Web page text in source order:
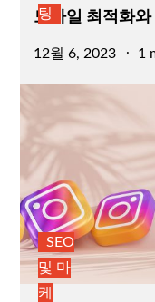
팅
모바일 최적화
Posted
12월 6, 2023 1
SEO
및 마
케